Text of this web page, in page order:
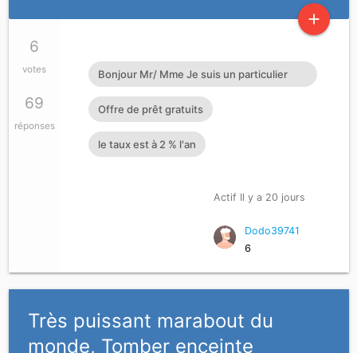
add
6
votes
69
réponses
Bonjour Mr/ Mme Je suis un particulier
Français honnête opérateur économique.
J'octroie de crédits prêts d'argent à
toutes personnes sérieuses pouvant me
besoin ou dans le problème d'argent je
dispose d'un capital qui servira à octroyer
des prêts particuliers à court moyens et
long terme allant de 2.000 euros à
s'il vous plaît contactez-moi via
Offre de prêt gratuits
le taux est à 2 % l'an
Actif Il y a 20 jours
Dodo39741
6
Très puissant marabout du
monde, Tomber enceinte